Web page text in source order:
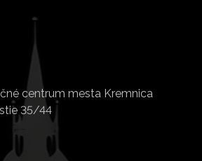
centrum mesta Kremnica
35/44